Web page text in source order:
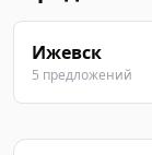
Ижевск
5 предложений